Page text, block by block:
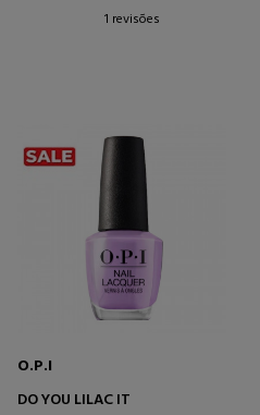
1 revisões
O.P.I
DO YOU LILAC IT